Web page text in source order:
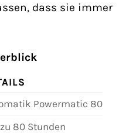
dass sie immer
Powermatic 80
80 Stunden